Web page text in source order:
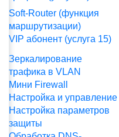
Soft-Router (функция
маршрутизации)
VIP абонент (услуга 15)
Зеркалирование
трафика в VLAN
Мини Firewall
Настройка и управление
Настройка параметров
защиты